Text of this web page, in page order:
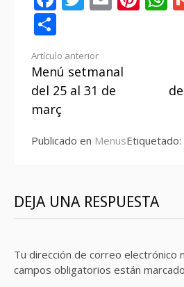
Seguir
leyendo
Artículo anterior
Menú setmanal
del 25 al 31 de
març
Publicado en MenusEtiquetado:
DEJA UNA RESPUESTA
Tu dirección de correo electrónico
campos obligatorios están